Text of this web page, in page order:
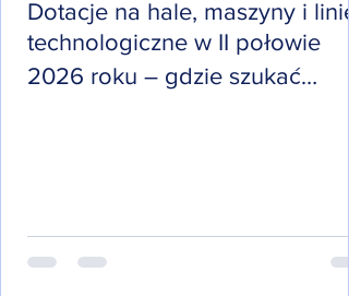
Dotacje na hale, maszyny i linie
technologiczne w II połowie
2026 roku – gdzie szukać